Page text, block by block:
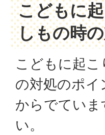
こどもに
しもの時
こどもに起
の対処のポ
からでてい
い。